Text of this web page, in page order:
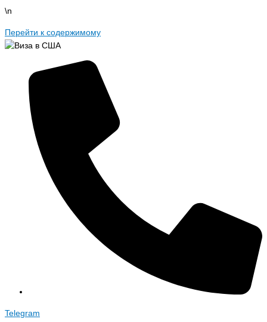
\n
Перейти к содержимому
Telegram